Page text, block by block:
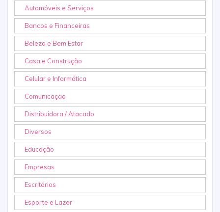
Automóveis e Serviços
Bancos e Financeiras
Beleza e Bem Estar
Casa e Construção
Celular e Informática
Comunicaçao
Distribuidora / Atacado
Diversos
Educação
Empresas
Escritórios
Esporte e Lazer